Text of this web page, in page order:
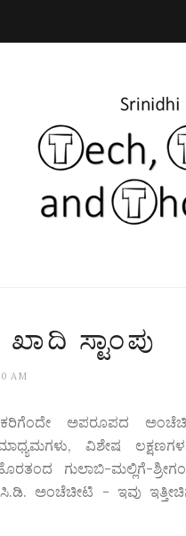
ಸ್ಟಾಂಪು
AM
ಅಪರೂಪದ
ವಿಶೇಷ
ಗುಲಾಬಿ-ಮಲ್ಲಿಗೆ-
ಅಂಚೆಚೀಟಿ - ಇವು ಇತ್ತೀಚಿನ